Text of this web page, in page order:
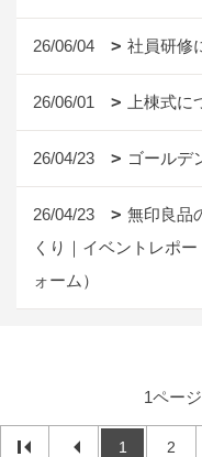
26/06/04 社員研修
26/06/01 上棟式
26/04/23 ゴールデ
26/04/23
無印良品
くり｜イベントレポ
ォーム）
1ペー
1 2